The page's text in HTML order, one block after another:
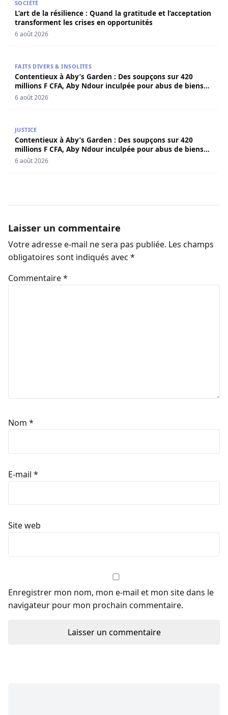
SOCIÉTÉ
L’art de la résilience : Quand la gratitude et l’acceptation
transforment les crises en opportunités
6 août 2026
FAITS DIVERS & INSOLITES
Contentieux à Aby’s Garden : Des soupçons sur 420
millions F CFA, Aby Ndour inculpée pour abus de biens
sociaux
6 août 2026
JUSTICE
Contentieux à Aby’s Garden : Des soupçons sur 420
millions F CFA, Aby Ndour inculpée pour abus de biens
sociaux
6 août 2026
Laisser un commentaire
Votre adresse e-mail ne sera pas publiée. Les champs
obligatoires sont indiqués avec *
Commentaire*
Nom *
E-mail *
Site web
Enregistrer mon nom, mon e-mail et mon site dans le
navigateur pour mon prochain commentaire.